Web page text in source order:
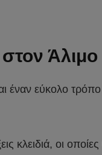
Άλιμο
εύκολο
κλειδιά, οι